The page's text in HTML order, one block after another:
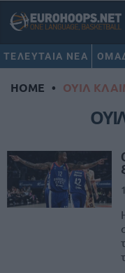
ΤΕΛΕΥΤΑΙΑ ΝΕΑ
HOME • ΟΥΙΛ